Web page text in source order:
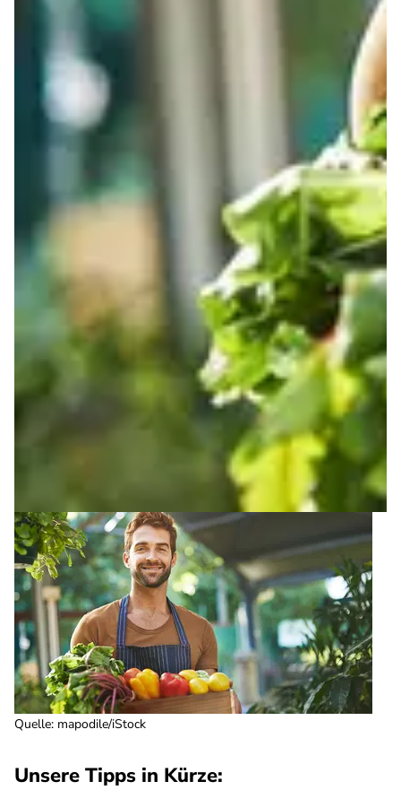
Quelle: mapodile/iStock
Unsere Tipps in Kürze: